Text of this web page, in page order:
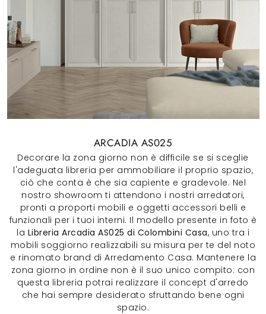
ARCADIA AS025
Decorare la zona giorno non è difficile se si sceglie
l'adeguata libreria per ammobiliare il proprio spazio,
ciò che conta è che sia capiente e gradevole. Nel
nostro showroom ti attendono i nostri arredatori,
pronti a proporti mobili e oggetti accessori belli e
funzionali per i tuoi interni. Il modello presente in foto è
la Libreria Arcadia AS025 di Colombini Casa, uno tra i
mobili soggiorno realizzabili su misura per te del noto
e rinomato brand di Arredamento Casa. Mantenere la
zona giorno in ordine non è il suo unico compito: con
questa libreria potrai realizzare il concept d'arredo
che hai sempre desiderato sfruttando bene ogni
spazio.